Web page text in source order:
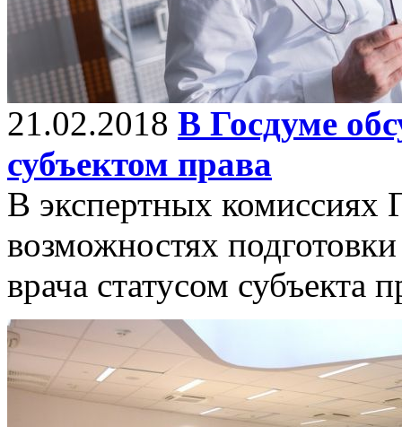
21.02.2018 В Госдуме
субъектом права
В экспертных комиссиях
возможностях
врача статусом субъекта